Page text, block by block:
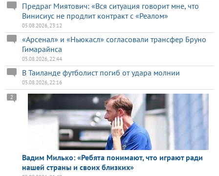
Предраг Миятович: «Вся ситуация говорит мне, что
Винисиус не продлит контракт с «Реалом»
05.08.2026, 23:12
«Арсенал» и «Ньюкасл» согласовали трансфер Бруно
Гимарайнса
05.08.2026, 22:44
В Таиланде футболист погиб от удара молнии
05.08.2026, 22:16
Вадим Милько: «Ребята понимают, что играют ради
нашей страны и своих близких»
2